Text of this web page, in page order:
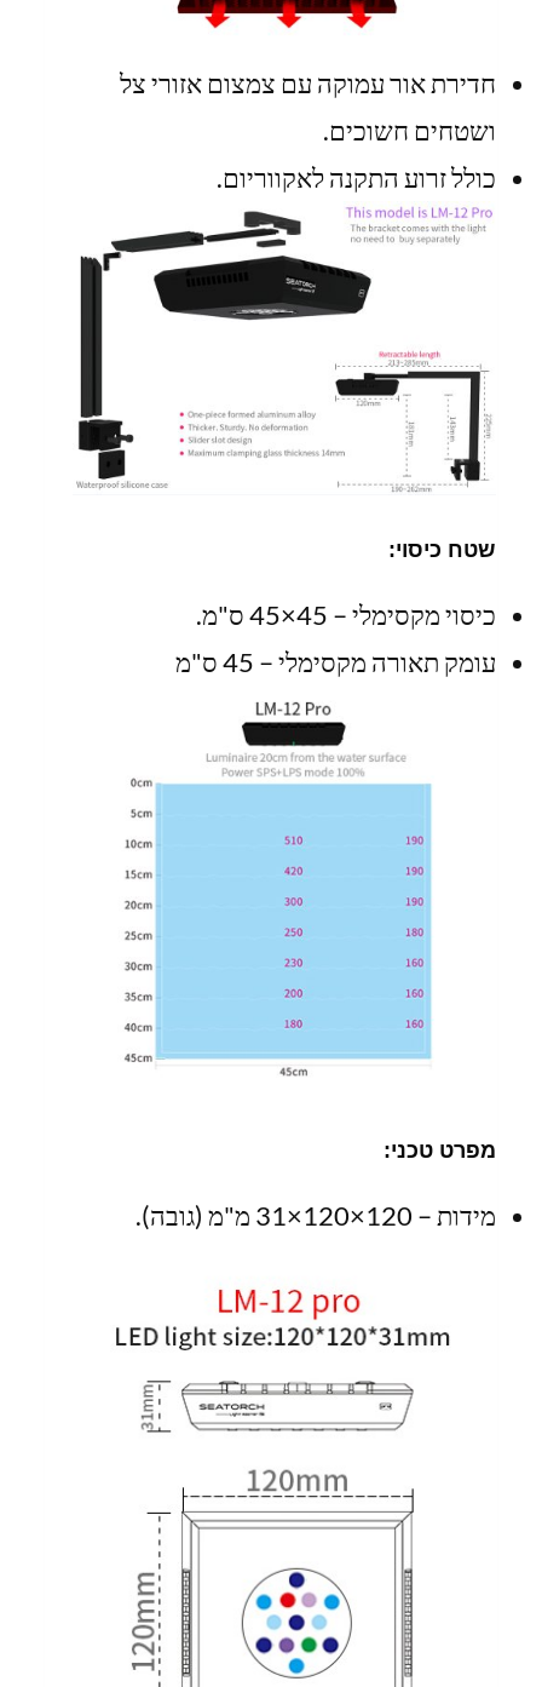
חדירת אור עמוקה עם צמצום אזורי צל
ושטחים חשוכים.
כולל זרוע התקנה לאקווריום.
שטח כיסוי:
כיסוי מקסימלי – 45×45 ס"מ.
עומק תאורה מקסימלי – 45 ס"מ
מפרט טכני:
מידות – 120×120×31 מ"מ (גובה).